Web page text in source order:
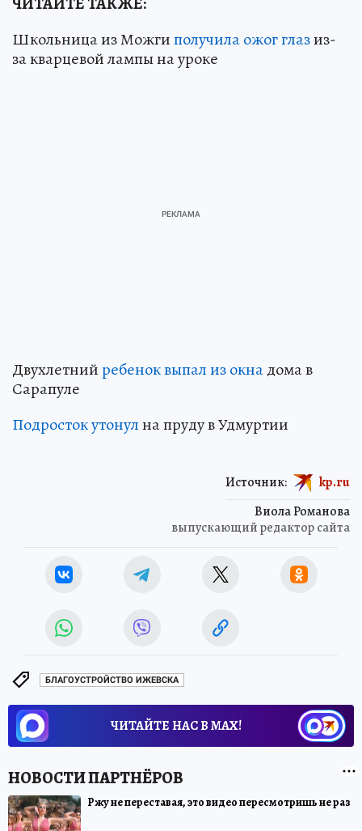
Школьница из Можгиполучила ожог глазиз-
за кварцевой лампы на уроке
Двухлетнийребенок выпал из окнадома в
Сарапуле
Подросток утонулна пруду в Удмуртии
Виола Романова
выпускающий редактор сайта
Источник: kp.ru
БЛАГОУСТРОЙСТВО ИЖЕВСКА
ЧИТАЙТЕ НАС В МАХ!
Ржу не переставая, это видео пересмотришь не раз